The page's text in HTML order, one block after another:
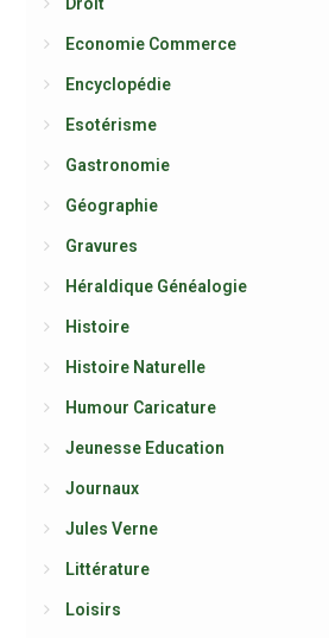
Economie Commerce
Encyclopédie
Esotérisme
Gastronomie
Géographie
Gravures
Héraldique Généalogie
Histoire
Histoire Naturelle
Humour Caricature
Jeunesse Education
Journaux
Jules Verne
Littérature
Loisirs